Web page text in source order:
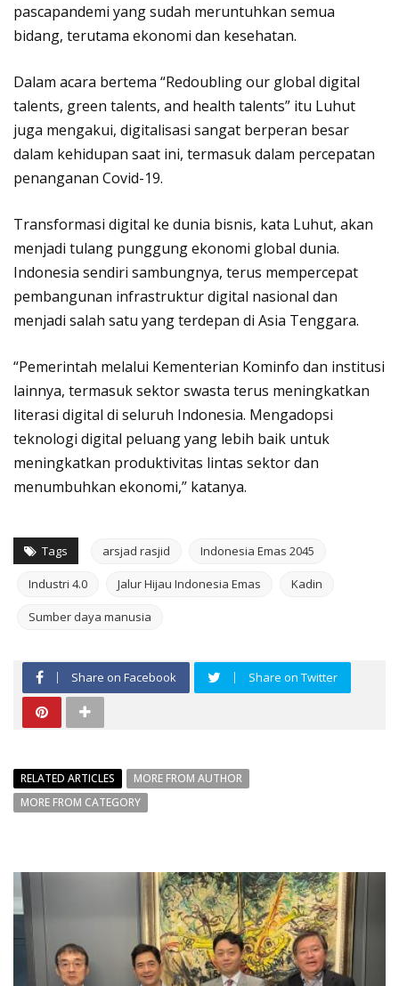
pascapandemi yang sudah meruntuhkan semua
bidang, terutama ekonomi dan kesehatan.
Dalam acara bertema “Redoubling our global digital
talents, green talents, and health talents” itu Luhut
juga mengakui, digitalisasi sangat berperan besar
dalam kehidupan saat ini, termasuk dalam percepatan
penanganan Covid-19.
Transformasi digital ke dunia bisnis, kata Luhut, akan
menjadi tulang punggung ekonomi global dunia.
Indonesia sendiri sambungnya, terus mempercepat
pembangunan infrastruktur digital nasional dan
menjadi salah satu yang terdepan di Asia Tenggara.
“Pemerintah melalui Kementerian Kominfo dan institusi
lainnya, termasuk sektor swasta terus meningkatkan
literasi digital di seluruh Indonesia. Mengadopsi
teknologi digital peluang yang lebih baik untuk
meningkatkan produktivitas lintas sektor dan
menumbuhkan ekonomi,” katanya.
Tags arsjad rasjid Indonesia Emas 2045
Industri 4.0 Jalur Hijau Indonesia Emas Kadin
Sumber daya manusia
Share on Facebook Share on Twitter
RELATED ARTICLES
MORE FROM AUTHOR
MORE FROM CATEGORY